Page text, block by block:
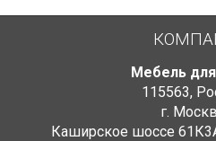
Мебель
115563,
г.
Каширское шоссе